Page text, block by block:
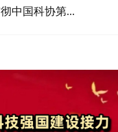
中国科协第...